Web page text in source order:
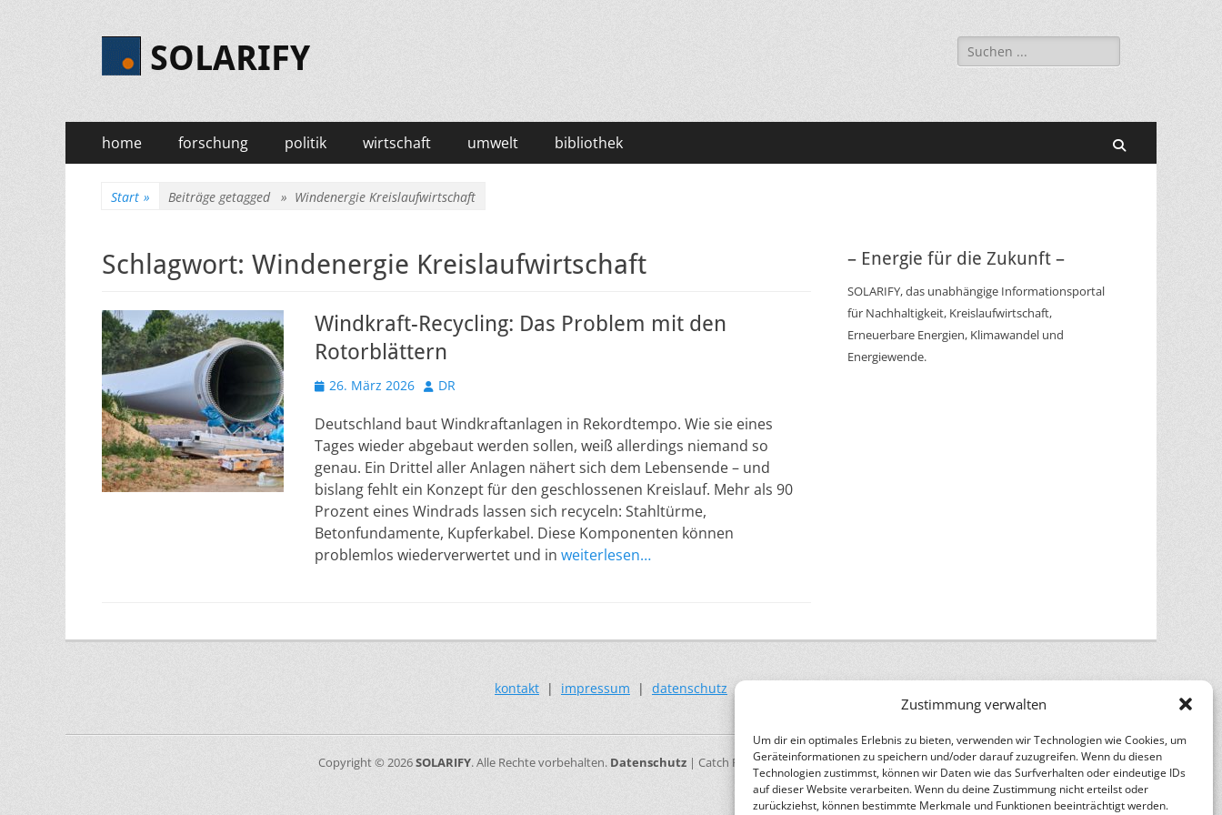
Zustimmung verwalten
Um dir ein optimales Erlebnis zu bieten, verwenden wir Technologien wie Cookies, um
Geräteinformationen zu speichern und/oder darauf zuzugreifen. Wenn du diesen
Technologien zustimmst, können wir Daten wie das Surfverhalten oder eindeutige IDs
auf dieser Website verarbeiten. Wenn du deine Zustimmung nicht erteilst oder
zurückziehst, können bestimmte Merkmale und Funktionen beeinträchtigt werden.
SOLARIFY
Suchen
nach:
Primäres
Menü
Zum
Inhalt
home forschung politik wirtschaft umwelt bibliothek
Start » Beiträge getagged » Windenergie Kreislaufwirtschaft
Schlagwort: Windenergie Kreislaufwirtschaft
Windkraft-Recycling: Das Problem mit den
Rotorblättern
Veröffentlicht
26. März 2026 Autor
DR
Deutschland baut Windkraftanlagen in Rekordtempo. Wie sie eines
Tages wieder abgebaut werden sollen, weiß allerdings niemand so
genau. Ein Drittel aller Anlagen nähert sich dem Lebensende – und
bislang fehlt ein Konzept für den geschlossenen Kreislauf. Mehr als 90
Prozent eines Windrads lassen sich recyceln: Stahltürme,
Betonfundamente, Kupferkabel. Diese Komponenten können
problemlos wiederverwertet und in weiterlesen…
– Energie für die Zukunft –
SOLARIFY, das unabhängige Informationsportal
für Nachhaltigkeit, Kreislaufwirtschaft,
Erneuerbare Energien, Klimawandel und
Energiewende.
kontakt | impressum | datenschutz
Copyright © 2026SOLARIFY. Alle Rechte vorbehalten. Datenschutz| Catch Responsive vonCatch Themes